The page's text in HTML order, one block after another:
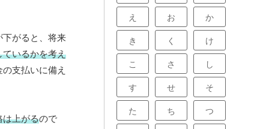
がると、将来
いるかを考え
支払いに備え
は上がるので
え お か
き く け
こ さ し
す せ そ
た ち つ